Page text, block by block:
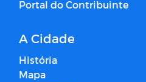
Portal do Contribuinte
A Cidade
História
Mapa